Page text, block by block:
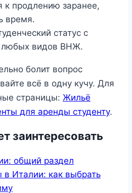
к продлению заранее,
время.
статус с
видов ВНЖ.
болит вопрос
всё в одну кучу. Для
страницы: Жильё
для аренды студенту.
заинтересовать
общий раздел
в Италии: как выбрать